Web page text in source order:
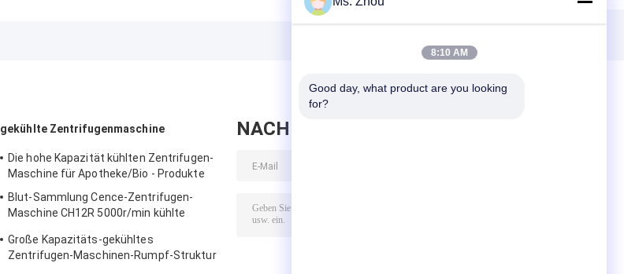
HochgeschwindigkeitszentrifugeHochgeschwindigkeitszentrifuge
gekühlte Zentrifugenmaschine
Die hohe Kapazität kühlten Zentrifugen-
Maschine für Apotheke/Bio - Produkte
Blut-Sammlung Cence-Zentrifugen-
Maschine CH12R 5000r/min kühlte
Große Kapazitäts-gekühltes
Zentrifugen-Maschinen-Rumpf-Struktur
NACHRICHT HINTERLASSEN
8:10 AM
Good day, what product are you looking
for?